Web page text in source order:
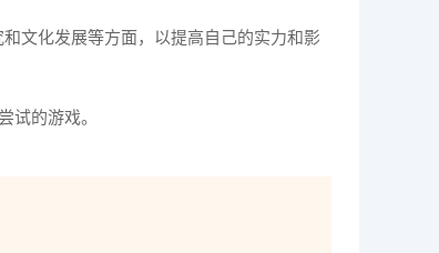
文化发展等方面，以提高自己的实力和影
的游戏。